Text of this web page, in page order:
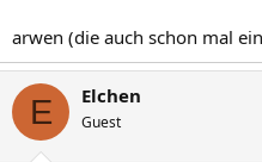
arwen (die auch schon mal
E Elchen
Guest